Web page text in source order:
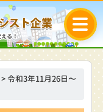
> 令和3年11月26日〜